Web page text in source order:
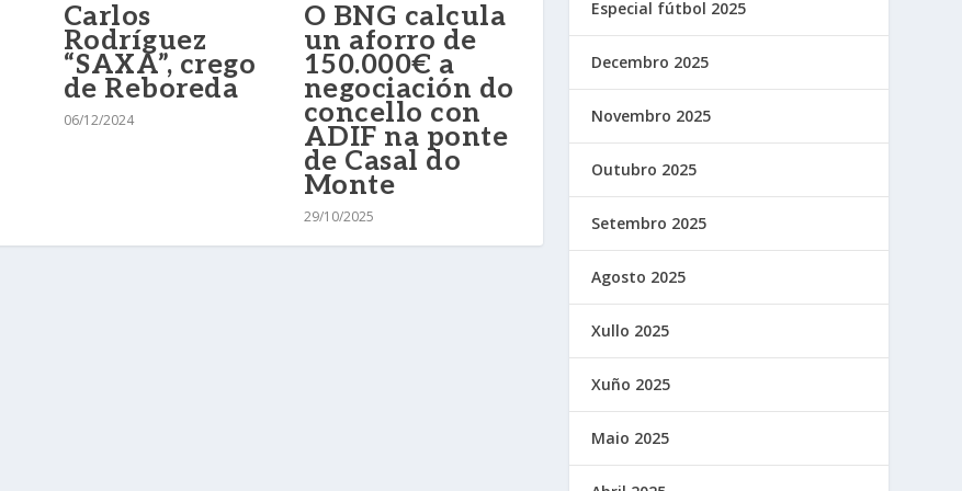
Carlos
Rodríguez
“SAXA”, crego
de Reboreda
06/12/2024
O BNG calcula
un aforro de
150.000€ a
negociación do
concello con
ADIF na ponte
de Casal do
Monte
29/10/2025
Especial fútbol 2025
Decembro 2025
Novembro 2025
Outubro 2025
Setembro 2025
Agosto 2025
Xullo 2025
Xuño 2025
Maio 2025